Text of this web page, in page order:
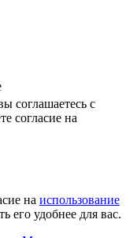
соглашаетесь с
согласие на
на использование
его удобнее для вас.